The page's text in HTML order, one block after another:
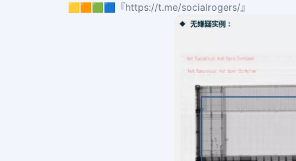
🟨🟧🟩🟦『https://t.me/socialrogers/』